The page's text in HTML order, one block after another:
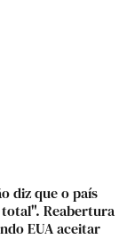
diz que o país
Reabertura
EUA aceitar